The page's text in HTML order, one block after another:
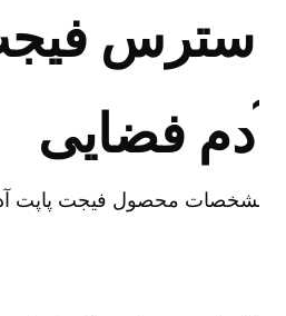
فضایی
محصول فیجت پاپت آدم